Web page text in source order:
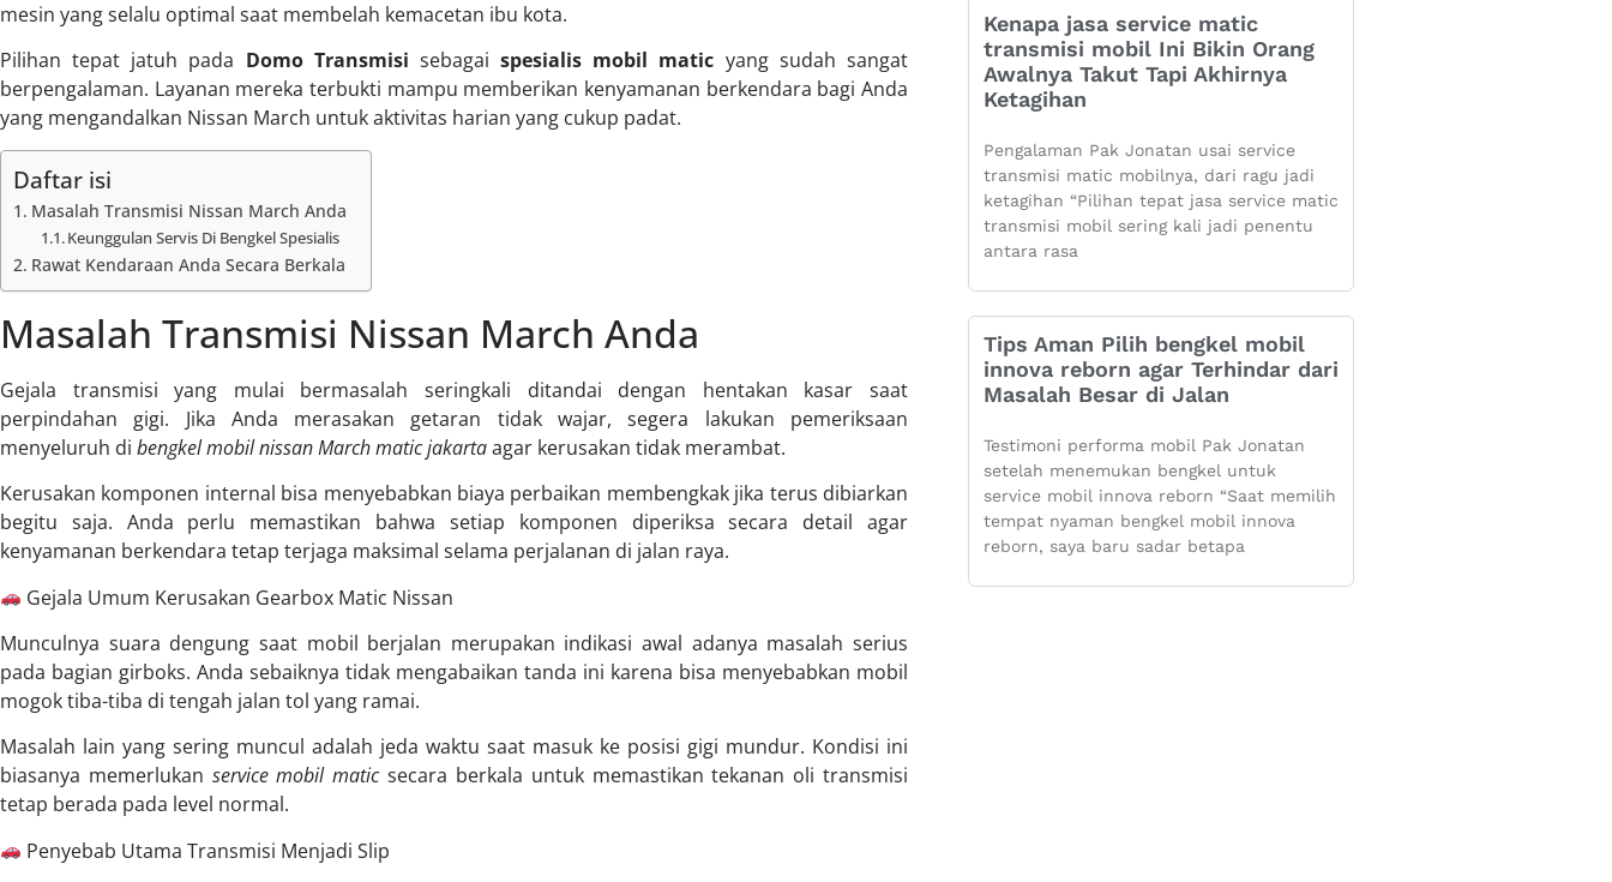
mesin yang selalu optimal saat membelah kemacetan ibu kota.
Pilihan tepat jatuh pada Domo Transmisi sebagaispesialis mobil matic yang sudah sangat
berpengalaman. Layanan mereka terbukti mampu memberikan kenyamanan berkendara bagi Anda
yang mengandalkan Nissan March untuk aktivitas harian yang cukup padat.
Daftar isi
Masalah Transmisi Nissan March Anda
Keunggulan Servis Di Bengkel Spesialis
Rawat Kendaraan Anda Secara Berkala
Masalah Transmisi Nissan March Anda
Gejala transmisi yang mulai bermasalah seringkali ditandai dengan hentakan kasar saat
perpindahan gigi. Jika Anda merasakan getaran tidak wajar, segera lakukan pemeriksaan
menyeluruh di bengkel mobil nissan March matic jakartaagar kerusakan tidak merambat.
Kerusakan komponen internal bisa menyebabkan biaya perbaikan membengkak jika terus dibiarkan
begitu saja. Anda perlu memastikan bahwa setiap komponen diperiksa secara detail agar
kenyamanan berkendara tetap terjaga maksimal selama perjalanan di jalan raya.
Gejala Umum Kerusakan Gearbox Matic Nissan
Munculnya suara dengung saat mobil berjalan merupakan indikasi awal adanya masalah serius
pada bagian girboks. Anda sebaiknya tidak mengabaikan tanda ini karena bisa menyebabkan mobil
mogok tiba-tiba di tengah jalan tol yang ramai.
Masalah lain yang sering muncul adalah jeda waktu saat masuk ke posisi gigi mundur. Kondisi ini
biasanya memerlukan service mobil maticsecara berkala untuk memastikan tekanan oli transmisi
tetap berada pada level normal.
Penyebab Utama Transmisi Menjadi Slip
Kenapa jasa service matic
transmisi mobil Ini Bikin Orang
Awalnya Takut Tapi Akhirnya
Ketagihan
Pengalaman Pak Jonatan usai service
transmisi matic mobilnya, dari ragu jadi
ketagihan “Pilihan tepat jasa service matic
transmisi mobil sering kali jadi penentu
antara rasa
Tips Aman Pilih bengkel mobil
innova reborn agar Terhindar dari
Masalah Besar di Jalan
Testimoni performa mobil Pak Jonatan
setelah menemukan bengkel untuk
service mobil innova reborn “Saat memilih
tempat nyaman bengkel mobil innova
reborn, saya baru sadar betapa